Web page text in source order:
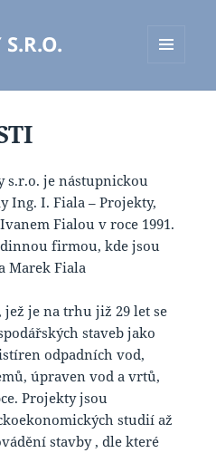
s.r.o. je nástupnickou
Ing. I. Fiala – Projekty,
Fialou v roce 1991.
firmou, kde jsou
Marek Fiala
je na trhu již 29 let se
staveb jako
odpadních vod,
úpraven vod a vrtů,
Projekty jsou
studií až
stavby , dle které